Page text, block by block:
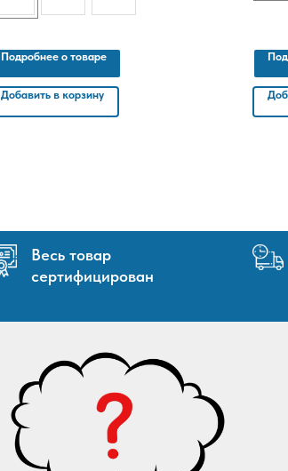
Подробнее о товаре
Добавить в корзину
Весь товар
сертифицирован